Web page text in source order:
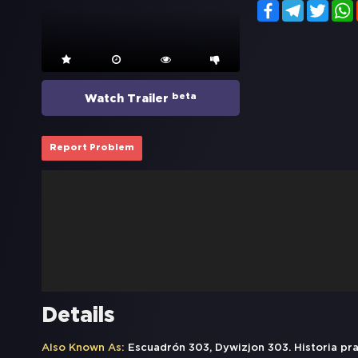
Watch Trailer beta
FacebookTelegram
Report Problem
Details
Also Known As: Escuadrón 303, Dywizjon 303. Historia